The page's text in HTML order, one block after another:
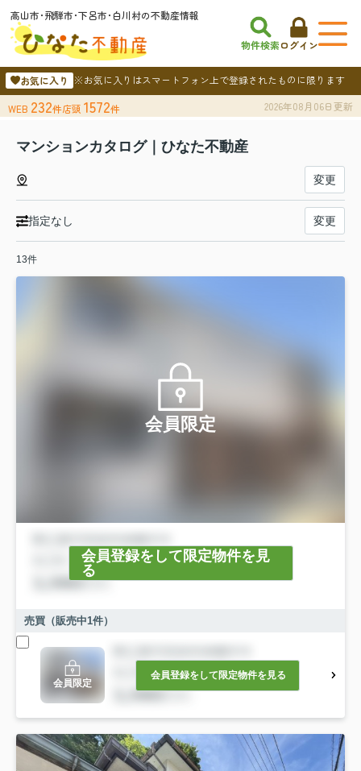
高山市･飛騨市･下呂市･白川村の不動産情報
物件検索ログイン
お気に入り ※お気に入りはスマートフォン上で登録されたものに限ります
WEB 232件店頭 1572件 2026年08月06日更新
マンションカタログ｜ひなた不動産
変更
指定なし 変更
13件
会員限定
会員登録をして限定物件を見
る
売買（販売中1件）
会員限定
会員登録をして限定物件を見る